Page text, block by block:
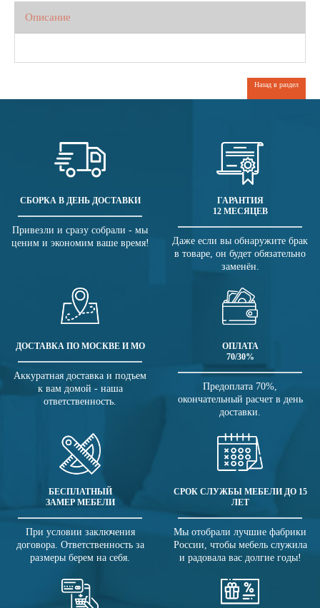
Описание
Назад в раздел
СБОРКА В ДЕНЬ ДОСТАВКИ
Привезли и сразу собрали - мы
ценим и экономим ваше время!
ГАРАНТИЯ
12 МЕСЯЦЕВ
Даже если вы обнаружите брак
в товаре, он будет обязательно
заменён.
ДОСТАВКА ПО МОСКВЕ И МО
Аккуратная доставка и подъем
к вам домой - наша
ответственность.
ОПЛАТА
70/30%
Предоплата 70%,
окончательный расчет в день
доставки.
БЕСПЛАТНЫЙ
ЗАМЕР МЕБЕЛИ
При условии заключения
договора. Ответственность за
размеры берем на себя.
СРОК СЛУЖБЫ МЕБЕЛИ ДО 15
ЛЕТ
Мы отобрали лучшие фабрики
России, чтобы мебель служила
и радовала вас долгие годы!